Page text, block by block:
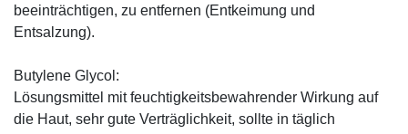
beeinträchtigen, zu entfernen (Entkeimung und
Entsalzung).
Butylene Glycol:
Lösungsmittel mit feuchtigkeitsbewahrender Wirkung auf
die Haut, sehr gute Verträglichkeit, sollte in täglich